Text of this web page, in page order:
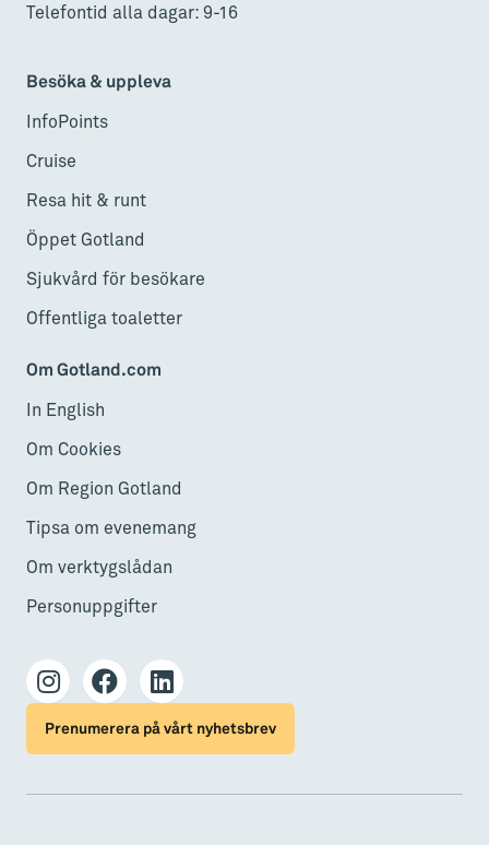
Telefontid alla dagar: 9-16
Besöka & uppleva
InfoPoints
Cruise
Resa hit & runt
Öppet Gotland
Sjukvård för besökare
Offentliga toaletter
Om Gotland.com
In English
Om Cookies
Om Region Gotland
Tipsa om evenemang
Om verktygslådan
Personuppgifter
Prenumerera på vårt nyhetsbrev